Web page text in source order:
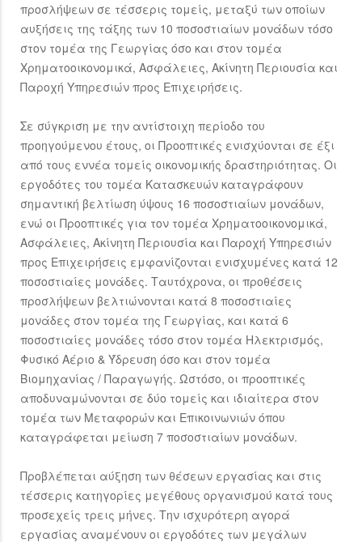
προσλήψεων σε τέσσερις τομείς, μεταξύ των οποίων
αυξήσεις της τάξης των 10 ποσοστιαίων μονάδων τόσο
στον τομέα της Γεωργίας όσο και στον τομέα
Χρηματοοικονομικά, Ασφάλειες, Ακίνητη Περιουσία και
Παροχή Υπηρεσιών προς Επιχειρήσεις.
Σε σύγκριση με την αντίστοιχη περίοδο του
προηγούμενου έτους, οι Προοπτικές ενισχύονται σε έξι
από τους εννέα τομείς οικονομικής δραστηριότητας. Οι
εργοδότες του τομέα Κατασκευών καταγράφουν
σημαντική βελτίωση ύψους 16 ποσοστιαίων μονάδων,
ενώ οι Προοπτικές για τον τομέα Χρηματοοικονομικά,
Ασφάλειες, Ακίνητη Περιουσία και Παροχή Υπηρεσιών
προς Επιχειρήσεις εμφανίζονται ενισχυμένες κατά 12
ποσοστιαίες μονάδες. Ταυτόχρονα, οι προθέσεις
προσλήψεων βελτιώνονται κατά 8 ποσοστιαίες
μονάδες στον τομέα της Γεωργίας, και κατά 6
ποσοστιαίες μονάδες τόσο στον τομέα Ηλεκτρισμός,
Φυσικό Αέριο & Ύδρευση όσο και στον τομέα
Βιομηχανίας / Παραγωγής. Ωστόσο, οι προοπτικές
αποδυναμώνονται σε δύο τομείς και ιδιαίτερα στον
τομέα των Μεταφορών και Επικοινωνιών όπου
καταγράφεται μείωση 7 ποσοστιαίων μονάδων.
Προβλέπεται αύξηση των θέσεων εργασίας και στις
τέσσερις κατηγορίες μεγέθους οργανισμού κατά τους
προσεχείς τρεις μήνες. Την ισχυρότερη αγορά
εργασίας αναμένουν οι εργοδότες των μεγάλων